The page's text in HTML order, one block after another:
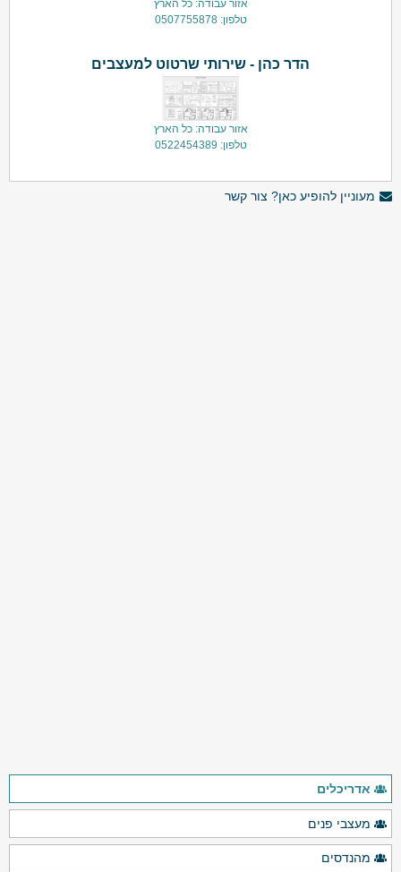
אזור עבודה: כל הארץ
טלפון: 0507755878
הדר כהן - שירותי שרטוט למעצבים
אזור עבודה: כל הארץ
טלפון: 0522454389
מעוניין להופיע כאן? צור קשר
אדריכלים
מעצבי פנים
מהנדסים